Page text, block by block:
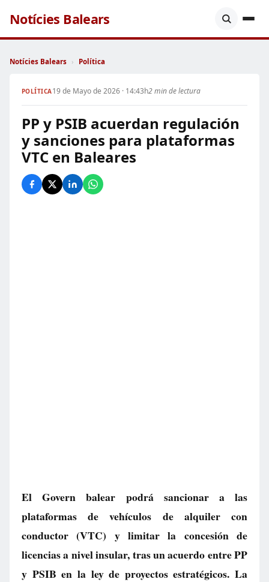
Notícies Balears
Notícies Balears › Política
POLÍTICA19 de Mayo de 2026 · 14:43h2 min de lectura
PP y PSIB acuerdan regulación
y sanciones para plataformas
VTC en Baleares
El Govern balear podrá sancionar a las
plataformas de vehículos de alquiler con
conductor (VTC) y limitar la concesión de
licencias a nivel insular, tras un acuerdo entre PP
y PSIB en la ley de proyectos estratégicos. La